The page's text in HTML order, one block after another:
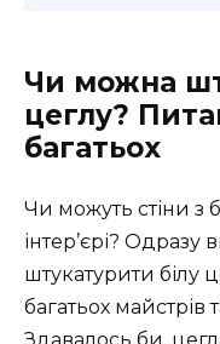
Чи можна
цеглу?
багатьох
Чи можуть стіни з
інтер’єрі?
штукатурити білу
багатьох майстрів